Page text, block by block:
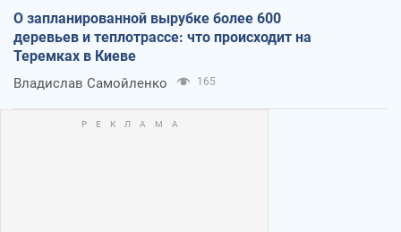
О запланированной вырубке более 600
деревьев и теплотрассе: что происходит на
Теремках в Киеве
Владислав Самойленко 165